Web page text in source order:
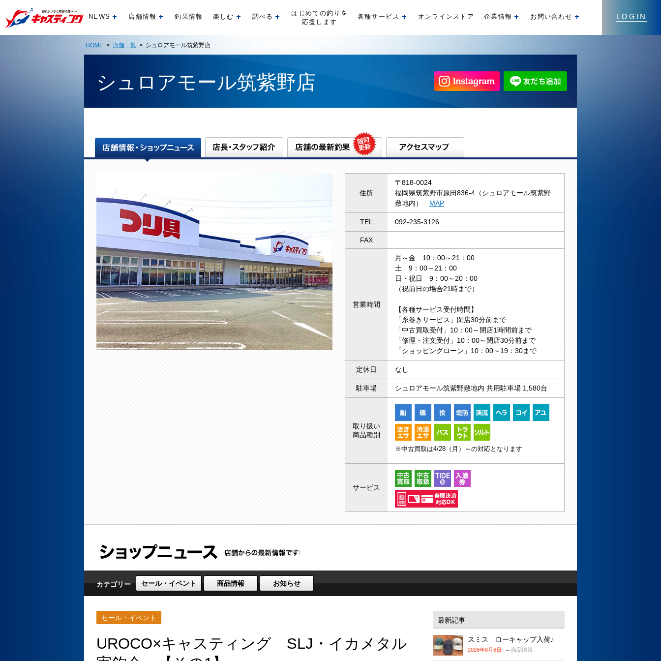
LOGIN
NEWS 開く店舗情報 開く釣果情報 楽しむ 開く調べる 開く
はじめての釣りを
応援します
各種サービス 開くオンラインストア 企業情報 開くお問い合わせ
HOME > 店舗一覧 > シュロアモール筑紫野店
シュロアモール筑紫野店
住所
〒818-0024
福岡県筑紫野市原田836-4（シュロアモール筑紫野
敷地内） MAP
TEL 092-235-3126
FAX
営業時間
月～金 10：00～21：00
土 9：00～21：00
日・祝日 9：00～20：00
（祝前日の場合21時まで）
【各種サービス受付時間】
「糸巻きサービス」閉店30分前まで
「中古買取受付」10：00～閉店1時間前まで
「修理・注文受付」10：00～閉店30分前まで
「ショッピングローン」10：00～19：30まで
定休日 なし
駐車場 シュロアモール筑紫野敷地内 共用駐車場 1,580台
取り扱い
商品種別
※中古買取は4/28（月）～の対応となります
サービス
カテゴリー セール・イベント 商品情報 お知らせ
セール・イベント
UROCO×キャスティング SLJ・イカメタル
最新記事
スミス ローキャップ入荷♪
2026年8月6日 商品情報